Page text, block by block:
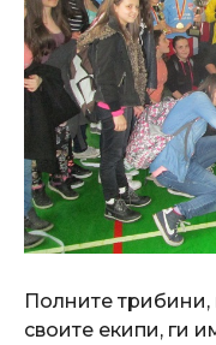
Полните трибини,
своите екипи, ги